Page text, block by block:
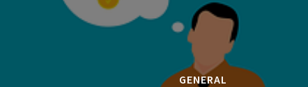
GENERAL